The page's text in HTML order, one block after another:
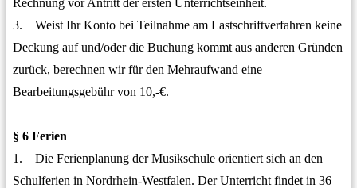
Rechnung vor Antritt der ersten Unterrichtseinheit.
3. Weist Ihr Konto bei Teilnahme am Lastschriftverfahren keine
Deckung auf und/oder die Buchung kommt aus anderen Gründen
zurück, berechnen wir für den Mehraufwand eine
Bearbeitungsgebühr von 10,-€.
§ 6 Ferien
1. Die Ferienplanung der Musikschule orientiert sich an den
Schulferien in Nordrhein-Westfalen. Der Unterricht findet in 36